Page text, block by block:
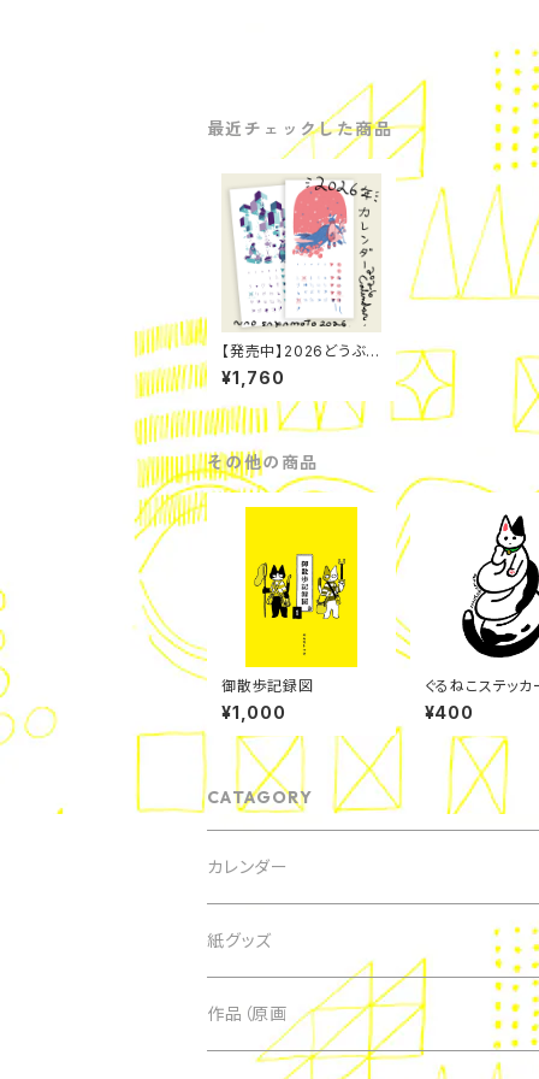
最近チェックした商品
【発売中】2026どうぶつ
カレンダー【発売中】
¥1,760
その他の商品
御散歩記録図
¥1,000
ぐるねこステッカ
¥400
CATAGORY
カレンダー
紙グッズ
マスキングテープ
作品（原画